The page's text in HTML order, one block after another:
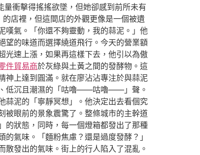
衝擊得搖搖欲墜，但她卻感到前所未有
店裡，但這間店的外觀更像是一個被遺
嘆氣。「你還不夠靈動，我的蒜泥。」他
望的味道而選擇繞道飛行。今天的營業額
光速上漲，如果再這樣下去，他引以為傲
件貿易商於灰綠與土黃之間的發酵物。這
上達到圓滿。就在廖沾沾專注於與蒜泥
、低沉且潮濕的「咕嚕——咕嚕——」聲。
蒜泥的「寧靜冥想」。他決定出去看個究
被眼前的景象震驚了。整條城市的主幹道
的狀態，同時，每一個燈箱都發出了那種
氣味。「麵粉焦慮？還是過度發酵？」
發出的氣味。街上的行人陷入了混亂。